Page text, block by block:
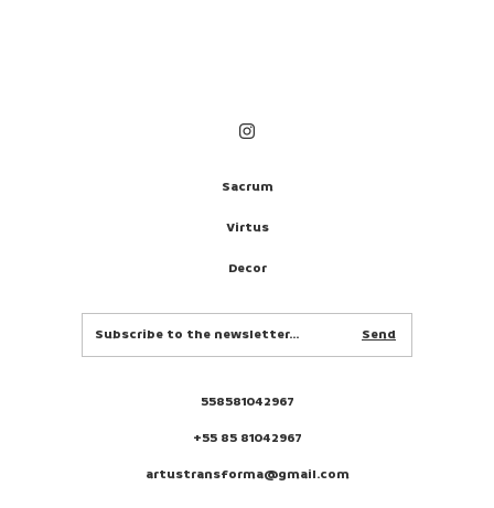
Sacrum
Virtus
Decor
558581042967
+55 85 81042967
artustransforma@gmail.com